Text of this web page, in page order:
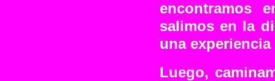
encontramos
salimos en la
una
Luego,